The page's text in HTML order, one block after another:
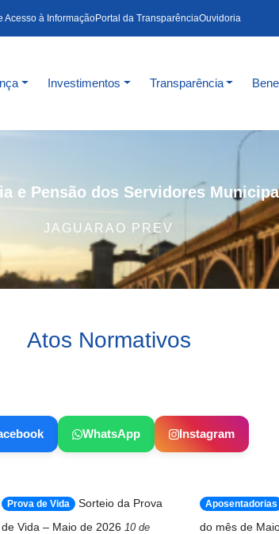
Acesso à InformaçãoPortal da TransparênciaOuvidoria
Investimentos Transparência
e Pensão dos Servidores
JAGUARAO PREV
Atos Normativos
WhatsApp Instagram
Prova de Vida
Sorteio da Prova
de Vida – Maio de 2026 10 de
Aposentadorias
do mês de